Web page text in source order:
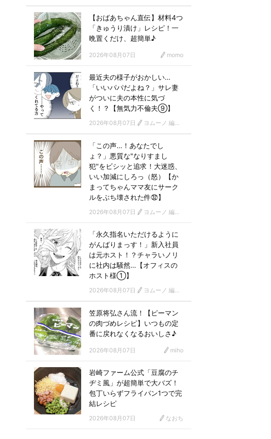
【おばあちゃん直伝】材料4つ
「きゅうり漬け」レシピ！一
晩置くだけ、超簡単♪
2026年08月07日 momo
最近夫の様子がおかしい…
「いいパパだよね？」サレ妻
がついに夫の本性に気づ
く！？【無気力不倫夫⑨】
2026年08月07日 ヨムーノ 編集部 漫画チーム
「この声…！あなたでし
ょ？」悪質な"なりすまし
犯"をビシッと追求！大迷惑、
いい加減にしろっ（怒）【か
まってちゃんママ友にサーク
ルをぶち壊された件㉜】
2026年08月07日 ヨムーノ 編集部 漫画チーム
「永久指名いただけるように
がんばりまっす！」新入社員
は元ホスト！？チャラいノリ
に社内は騒然…【オフィスの
ホスト様①】
2026年08月07日 ヨムーノ 編集部 漫画チーム
笠原将弘さん流！【ピーマン
の肉づめレシピ】いつもの定
番に戻れなくなるおいしさ♪
2026年08月07日 miho
岩崎ファーム公式「豆腐のチ
ヂミ風」が超簡単で大バズ！
包丁いらずフライパン1つで完
結レシピ
2026年08月07日 なおち